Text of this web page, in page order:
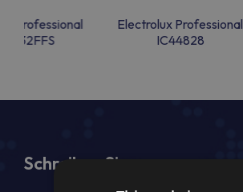
Professional
Electrolux Professional
IC44828
Schreiben Sie uns